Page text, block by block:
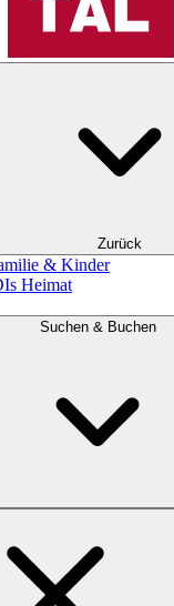
Zurück
& Kinder
Heimat
Suchen & Buchen